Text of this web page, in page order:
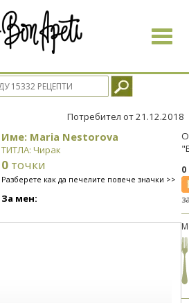
Toggle
Потребител от 21.12.2018
Име: Maria Nestorova
ТИТЛА: Чирак
0 точки
Разберете как да печелите повече значки >>
За мен: